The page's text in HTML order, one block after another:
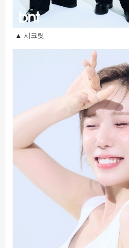
▲ 시크릿